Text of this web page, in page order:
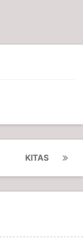
KITAS